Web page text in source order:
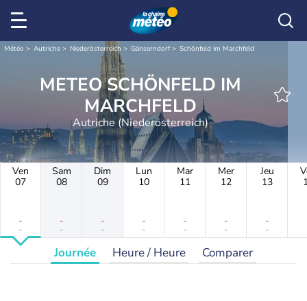
Météo Autriche Niederösterreich Gänserndorf Schönfeld im Marchfeld
METEO SCHÖNFELD IM
MARCHFELD
Autriche (Niederösterreich)
Ven
07
-
-
Sam
08
-
-
Dim
09
-
-
Lun
10
-
-
Mar
11
-
-
Mer
12
-
-
Jeu
13
-
-
Journée Heure / Heure Comparer